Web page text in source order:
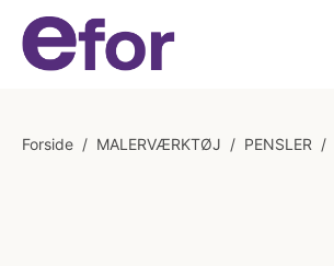
Forside / MALERVÆRKTØJ / PENSLER /